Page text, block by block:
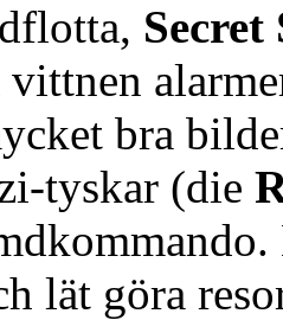
Secret
vittnen
bra
tyskar (die
lät göra